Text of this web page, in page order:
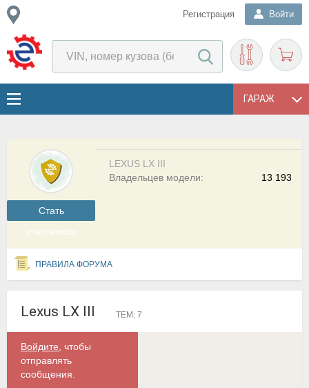
Регистрация Войти
ГАРАЖ
Cтать
участником
LEXUS LX III
13 193
Владельцев модели:
ПРАВИЛА ФОРУМА
Lexus LX III ТЕМ: 7
Войдите , чтобы
отправлять
сообщения.